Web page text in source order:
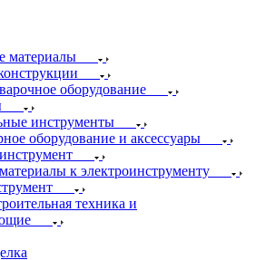
материалы
оборудование
инструменты
оборудование и аксессуары
к электроинструменту
техника и